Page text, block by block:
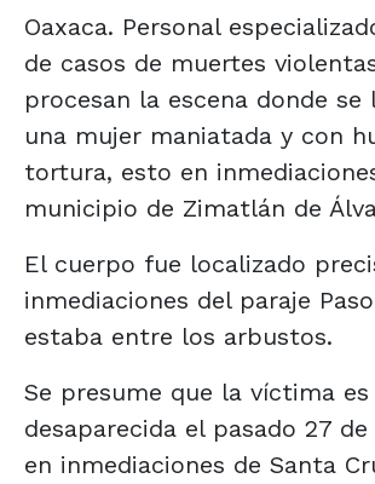
Oaxaca. Personal
de casos de muertes
procesan la escena donde se
una mujer maniatada y con
tortura, esto en
municipio de Zimatlán de
El cuerpo fue localizado
inmediaciones del paraje
estaba entre los arbustos.
Se presume que la víctima es
desaparecida el pasado 27
en inmediaciones de Santa